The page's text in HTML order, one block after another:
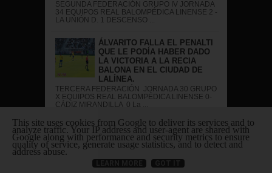
SEGUNDA FEDERACIÓN GRUPO IV JORNADA
34 EQUIPOS REAL BALOMPÉDICA LINENSE 2 -
LA UNIÓN D. 1 DESCENSO ...
ÁLVARITO FALLA EL PENALTI
QUE LE PODÍA HABER DADO
LA VICTORIA A LA RECIA
BALONA EN EL CIUDAD DE
LALÍNEA.
TERCERA FEDERACIÓN JORNADA 30 GRUPO
X EQUIPOS REAL BALOMPÉDICA LINENSE 0-
CÁDIZ MIRANDILLA 0 La ...
EMPATE ENTRE EL POZO
BLANCO Y LA BALONA EN EL
CAMPO NUESTRA SEÑORA DE
This site uses cookies from Google to deliver its services and to
analyze traffic. Your IP address and user-agent are shared with
Google along with performance and security metrics to ensure
quality of service, generate usage statistics, and to detect and
address abuse.